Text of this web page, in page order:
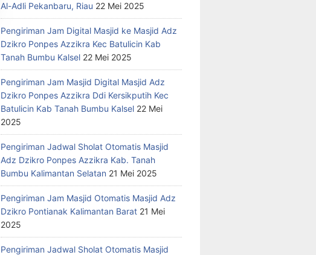
Al-Adli Pekanbaru, Riau 22 Mei 2025
Pengiriman Jam Digital Masjid ke Masjid Adz
Dzikro Ponpes Azzikra Kec Batulicin Kab
Tanah Bumbu Kalsel 22 Mei 2025
Pengiriman Jam Masjid Digital Masjid Adz
Dzikro Ponpes Azzikra Ddi Kersikputih Kec
Batulicin Kab Tanah Bumbu Kalsel 22 Mei
2025
Pengiriman Jadwal Sholat Otomatis Masjid
Adz Dzikro Ponpes Azzikra Kab. Tanah
Bumbu Kalimantan Selatan 21 Mei 2025
Pengiriman Jam Masjid Otomatis Masjid Adz
Dzikro Pontianak Kalimantan Barat 21 Mei
2025
Pengiriman Jadwal Sholat Otomatis Masjid